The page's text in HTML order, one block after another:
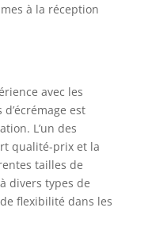
à la réception
avec les
est
L’un des
qualité-prix et la
tailles de
divers types de
flexibilité dans les